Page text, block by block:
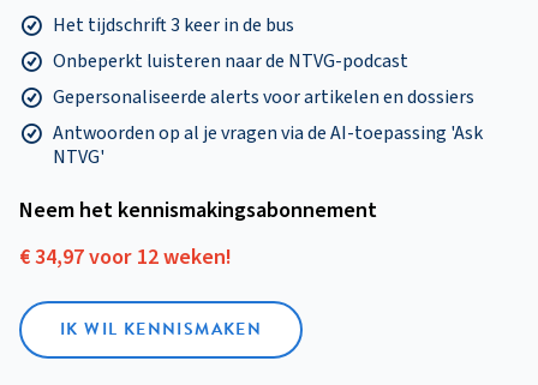
Het tijdschrift 3 keer in de bus
Onbeperkt luisteren naar de NTVG-podcast
Gepersonaliseerde alerts voor artikelen en dossiers
Antwoorden op al je vragen via de AI-toepassing 'Ask
NTVG'
Neem het kennismakings­abonnement
€ 34,97 voor 12 weken!
IK WIL KENNISMAKEN